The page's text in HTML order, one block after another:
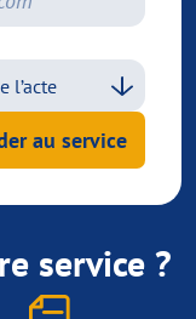
au service
service ?